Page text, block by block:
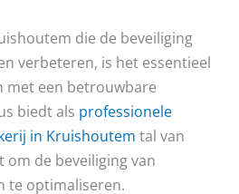
die de beveiliging
verbeteren, is het essentieel
met een betrouwbare
biedt als professionele
in Kruishoutem tal van
de beveiliging van
te optimaliseren.